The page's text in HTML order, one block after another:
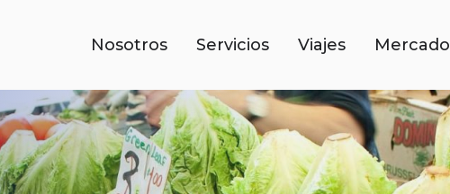
Nosotros Servicios Viajes Mercado